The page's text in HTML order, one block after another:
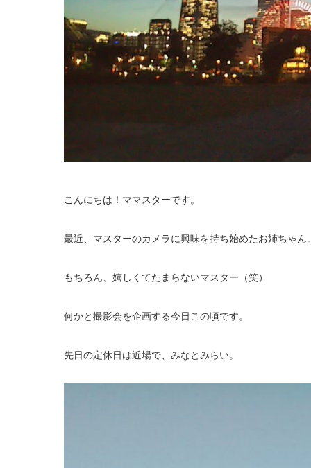
こんにちは！ママスターです。
最近、マスターのカメラに興味を持ち始めたお姉ちゃん
もちろん、嬉しくてたまらないマスター（笑）
何かと撮影会を企画する今日この頃です。
先日の定休日は近場で、みなとみらい。